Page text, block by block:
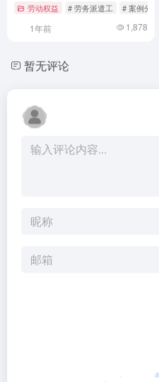
劳动权益 # 劳务派遣工 # 案例分析
1年前 1,878
暂无评论